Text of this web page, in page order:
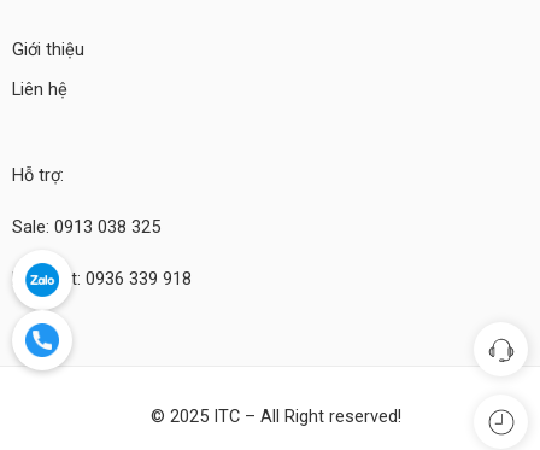
Giới thiệu
Liên hệ
Hỗ trợ:
Sale: 0913 038 325
Kỹ thuật: 0936 339 918
© 2025 ITC – All Right reserved!